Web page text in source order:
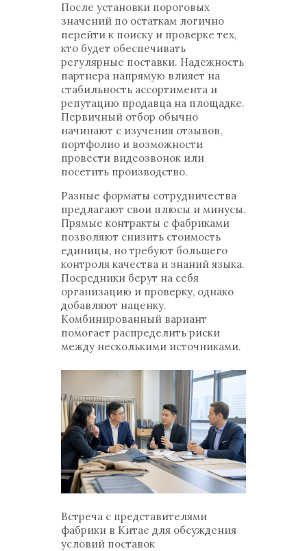
После установки пороговых
значений по остаткам логично
перейти к поиску и проверке тех,
кто будет обеспечивать
регулярные поставки. Надежность
партнера напрямую влияет на
стабильность ассортимента и
репутацию продавца на площадке.
Первичный отбор обычно
начинают с изучения отзывов,
портфолио и возможности
провести видеозвонок или
посетить производство.
Разные форматы сотрудничества
предлагают свои плюсы и минусы.
Прямые контракты с фабриками
позволяют снизить стоимость
единицы, но требуют большего
контроля качества и знаний языка.
Посредники берут на себя
организацию и проверку, однако
добавляют наценку.
Комбинированный вариант
помогает распределить риски
между несколькими источниками.
Встреча с представителями
фабрики в Китае для обсуждения
условий поставок